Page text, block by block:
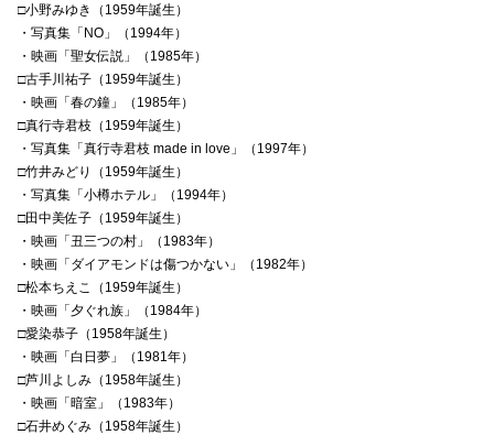
□小野みゆき（1959年誕生）
・写真集「NO」（1994年）
・映画「聖女伝説」（1985年）
□古手川祐子（1959年誕生）
・映画「春の鐘」（1985年）
□真行寺君枝（1959年誕生）
・写真集「真行寺君枝 made in love」（1997年）
□竹井みどり（1959年誕生）
・写真集「小樽ホテル」（1994年）
□田中美佐子（1959年誕生）
・映画「丑三つの村」（1983年）
・映画「ダイアモンドは傷つかない」（1982年）
□松本ちえこ（1959年誕生）
・映画「夕ぐれ族」（1984年）
□愛染恭子（1958年誕生）
・映画「白日夢」（1981年）
□芦川よしみ（1958年誕生）
・映画「暗室」（1983年）
□石井めぐみ（1958年誕生）